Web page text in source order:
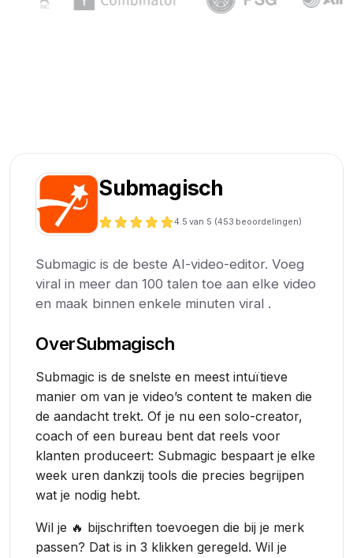
Submagisch
4.5 van 5 (453 beoordelingen)
Submagic is de beste AI-video-editor. Voeg
viral in meer dan 100 talen toe aan elke video
en maak binnen enkele minuten viral .
OverSubmagisch
Submagic is de snelste en meest intuïtieve
manier om van je video’s content te maken die
de aandacht trekt. Of je nu een solo-creator,
coach of een bureau bent dat reels voor
klanten produceert: Submagic bespaart je elke
week uren dankzij tools die precies begrijpen
wat je nodig hebt.
Wil je 🔥 bijschriften toevoegen die bij je merk
passen? Dat is in 3 klikken geregeld. Wil je